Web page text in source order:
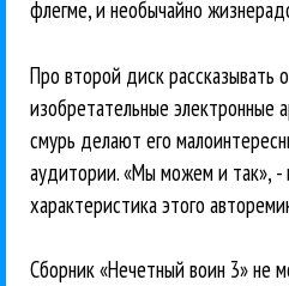
флегме, и необычайно
Про второй диск рассказывать
изобретательные электронные
смурь делают его
аудитории. «Мы можем и так»,
характеристика этого
Сборник «Нечетный воин 3» не